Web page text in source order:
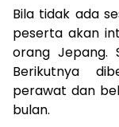
Bila tidak ada
peserta akan
orang Jepang.
Berikutnya
perawat dan
bulan.